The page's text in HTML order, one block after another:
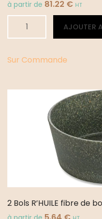
à partir de 81.22 € HT
Boites
200ml
AJOUTER
Alternative:
Sur Commande
2 Bols R’HUILE fibre de